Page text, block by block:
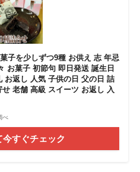
子を少しずつ9種 お供え 志 年忌
お菓子 初節句 即日発送 誕生日
お返し 人気 子供の日 父の日 詰
老舗 高級 スイーツ お返し 入
べ
今すぐチェック